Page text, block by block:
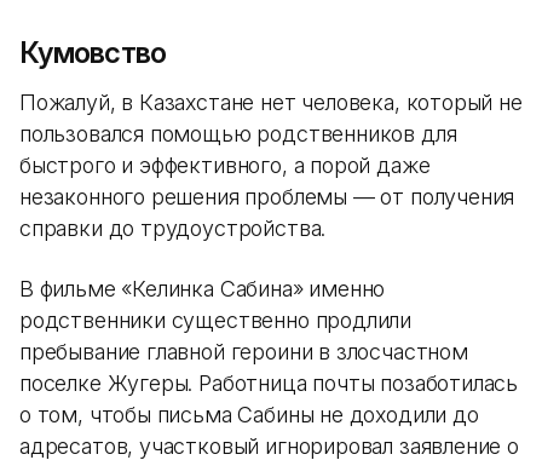
Кумовство
Пожалуй, в Казахстане нет человека, который не
пользовался помощью родственников для
быстрого и эффективного, а порой даже
незаконного решения проблемы — от получения
справки до трудоустройства.
В фильме «Келинка Сабина» именно
родственники существенно продлили
пребывание главной героини в злосчастном
поселке Жугеры. Работница почты позаботилась
о том, чтобы письма Сабины не доходили до
адресатов, участковый игнорировал заявление о